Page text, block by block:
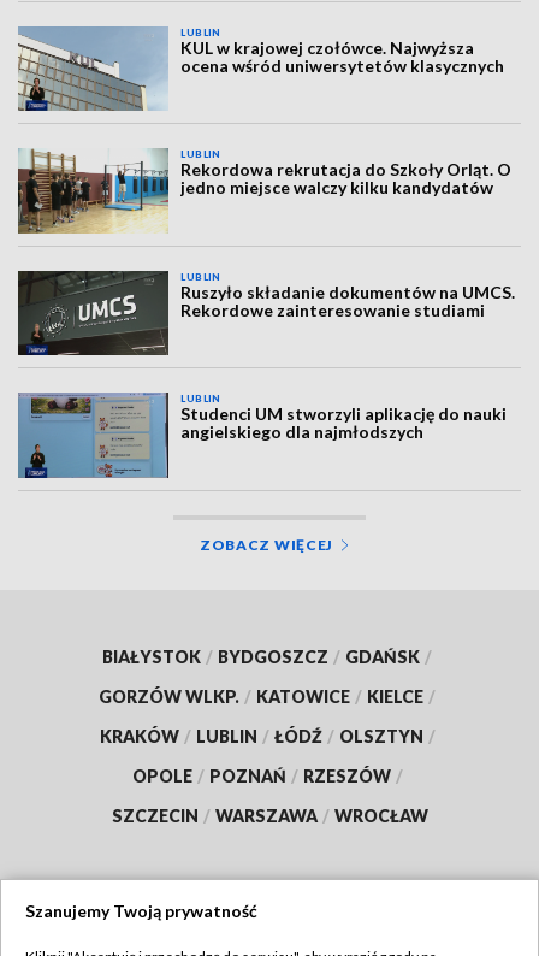
LUBLIN
KUL w krajowej czołówce. Najwyższa
ocena wśród uniwersytetów klasycznych
LUBLIN
Rekordowa rekrutacja do Szkoły Orląt. O
jedno miejsce walczy kilku kandydatów
LUBLIN
Ruszyło składanie dokumentów na UMCS.
Rekordowe zainteresowanie studiami
LUBLIN
Studenci UM stworzyli aplikację do nauki
angielskiego dla najmłodszych
ZOBACZ WIĘCEJ
BIAŁYSTOK / BYDGOSZCZ / GDAŃSK /
GORZÓW WLKP. / KATOWICE / KIELCE /
KRAKÓW / LUBLIN / ŁÓDŹ / OLSZTYN /
OPOLE / POZNAŃ / RZESZÓW /
SZCZECIN / WARSZAWA / WROCŁAW
Szanujemy Twoją prywatność